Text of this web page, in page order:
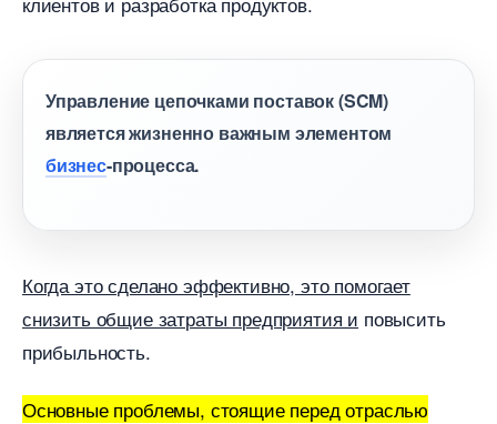
Управление цепочками поставок (SCM)
является жизненно важным элементом
изнес-процесса.
Когда это сделано эффективно, это помогает
снизить общие затраты предприятия и повысить
прибыльность.
Основные проблемы, стоящие перед отраслью